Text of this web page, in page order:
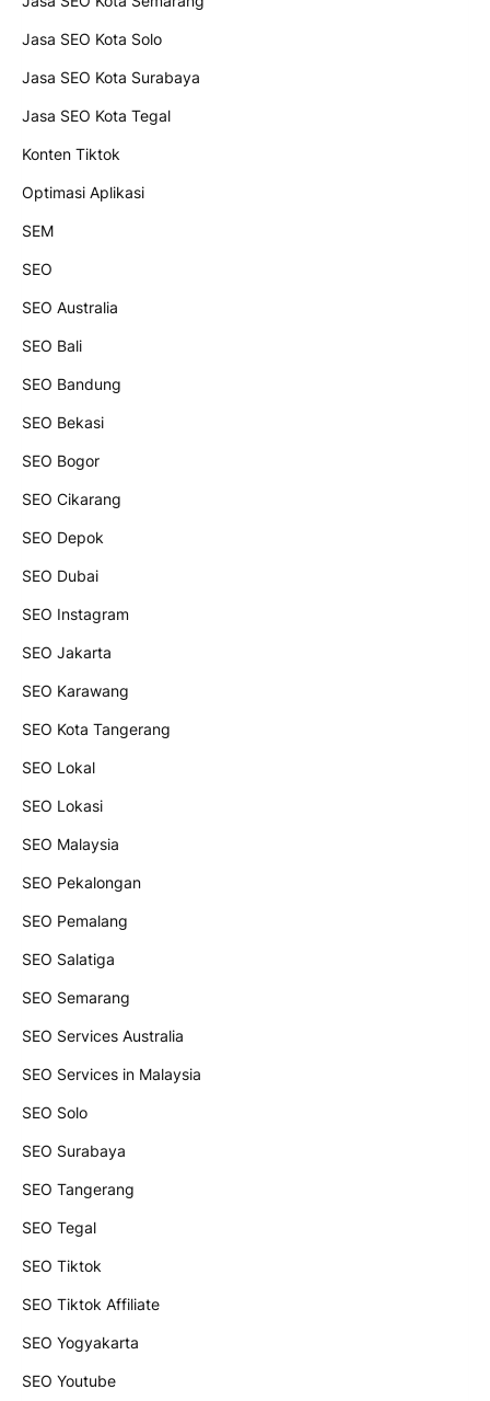
Jasa SEO Kota Solo
Jasa SEO Kota Surabaya
Jasa SEO Kota Tegal
Konten Tiktok
Optimasi Aplikasi
SEM
SEO
SEO Australia
SEO Bali
SEO Bandung
SEO Bekasi
SEO Bogor
SEO Cikarang
SEO Depok
SEO Dubai
SEO Instagram
SEO Jakarta
SEO Karawang
SEO Kota Tangerang
SEO Lokal
SEO Lokasi
SEO Malaysia
SEO Pekalongan
SEO Pemalang
SEO Salatiga
SEO Semarang
SEO Services Australia
SEO Services in Malaysia
SEO Solo
SEO Surabaya
SEO Tangerang
SEO Tegal
SEO Tiktok
SEO Tiktok Affiliate
SEO Yogyakarta
SEO Youtube